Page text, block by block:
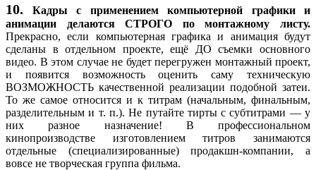
10.
Кадры с применением компьютерной графики и
анимации делаются СТРОГО по монтажному листу.
Прекрасно, если компьютерная графика и анимация будут
сделаны в отдельном проекте, ещё ДО съемки основного
видео. В этом случае не будет перегружен монтажный проект,
и появится возможность оценить саму техническую
ВОЗМОЖНОСТЬ качественной реализации подобной затеи.
То же самое относится и к титрам (начальным, финальным,
разделительным и т. п.). Не путайте тирты с субтитрами — у
них разное назначение! В профессиональном
кинопроизводстве изготовлением титров занимаются
отдельные (специализированные) продакшн-компании, а
вовсе не творческая группа фильма.